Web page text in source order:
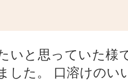
いと思っていた様
した。 口溶けのい